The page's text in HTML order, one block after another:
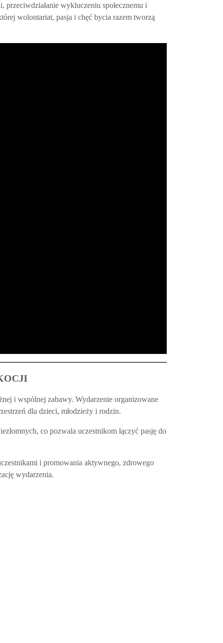
wykluczeniu społecznemu i
wolontariat, pasja i chęć bycia razem tworzą
i wspólnej zabawy. Wydarzenie organizowane
dla dzieci, młodzieży i rodzin.
co pozwala uczestnikom łączyć pasję do
i promowania aktywnego, zdrowego
wydarzenia.